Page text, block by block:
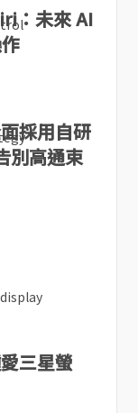
：未來 AI
採用自研
別高通束
三星螢